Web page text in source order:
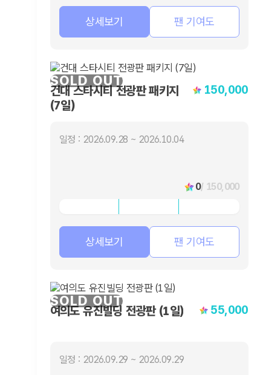
상세보기 팬 기여도
SOLD OUT
건대 스타시티 전광판 패키지
(7일)
150,000
일정 : 2026.09.28 ~ 2026.10.04
0/ 150,000
상세보기 팬 기여도
SOLD OUT
여의도 유진빌딩 전광판 (1일) 55,000
일정 : 2026.09.29 ~ 2026.09.29